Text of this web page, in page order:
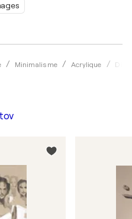
Minimalisme Acrylique